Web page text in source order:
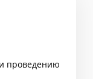
проведению